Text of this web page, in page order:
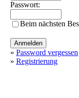
Passwort:
Beim nächsten
» Password vergessen
» Registrierung